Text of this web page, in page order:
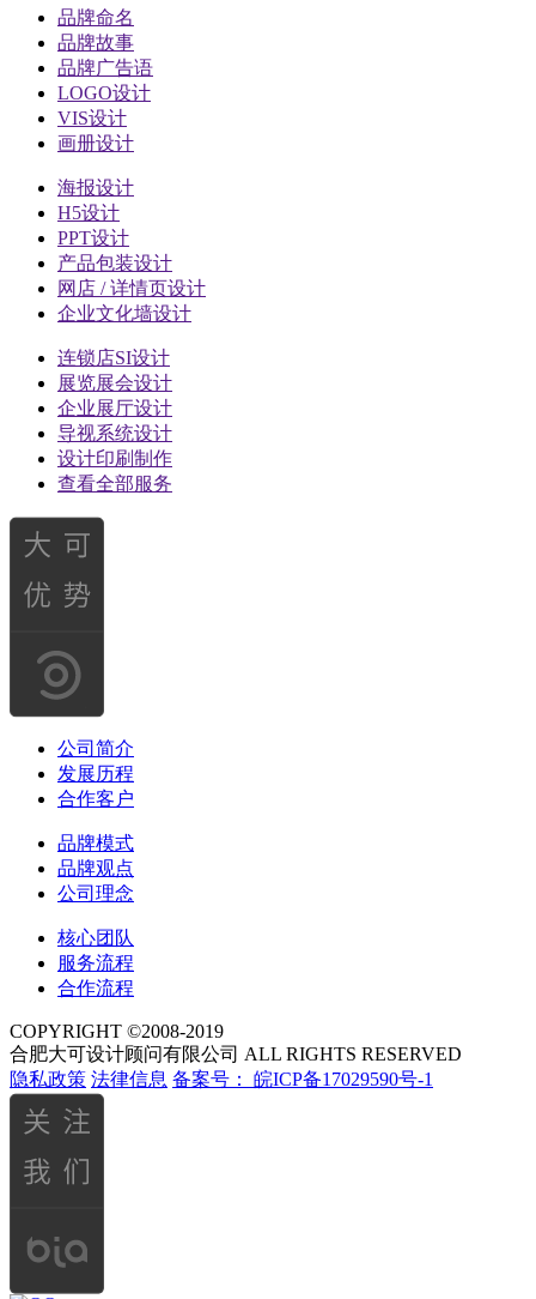
品牌命名
品牌故事
品牌广告语
LOGO设计
VIS设计
画册设计
海报设计
H5设计
PPT设计
产品包装设计
网店 / 详情页设计
企业文化墙设计
连锁店SI设计
展览展会设计
企业展厅设计
导视系统设计
设计印刷制作
查看全部服务
公司简介
发展历程
合作客户
品牌模式
品牌观点
公司理念
核心团队
服务流程
合作流程
COPYRIGHT ©2008-2019
合肥大可设计顾问有限公司 ALL RIGHTS RESERVED
隐私政策 法律信息 备案号： 皖ICP备17029590号-1